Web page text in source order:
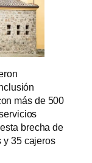
más de 500
brecha de
y 35 cajeros